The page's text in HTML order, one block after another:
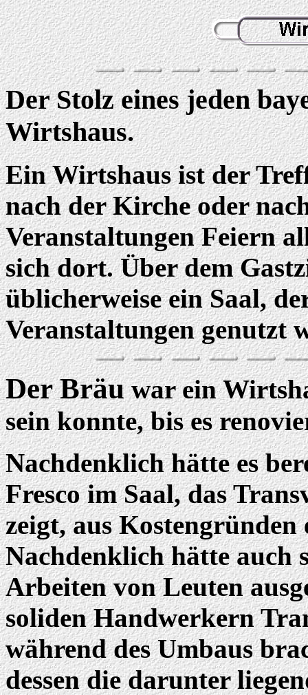
Der Stolz eines jeden
Wirtshaus.
Ein Wirtshaus ist der
nach der Kirche oder
Veranstaltungen Feiern
sich dort. Über dem
üblicherweise ein Saal,
Veranstaltungen genutzt
Der Bräuwar ein
sein konnte, bis es
Nachdenklich hätte es
Fresco im Saal, das
zeigt, aus
Nachdenklich hätte auch
Arbeiten von Leuten
soliden Handwerkern
während des Umbaus
dessen die darunter